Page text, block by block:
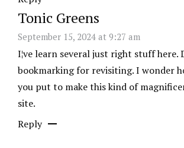
Tonic Greens
September 15, 2024 at 9:27 am
I¦ve learn several just right stuff here.
bookmarking for revisiting. I wonder
you put to make this kind of
site.
Reply